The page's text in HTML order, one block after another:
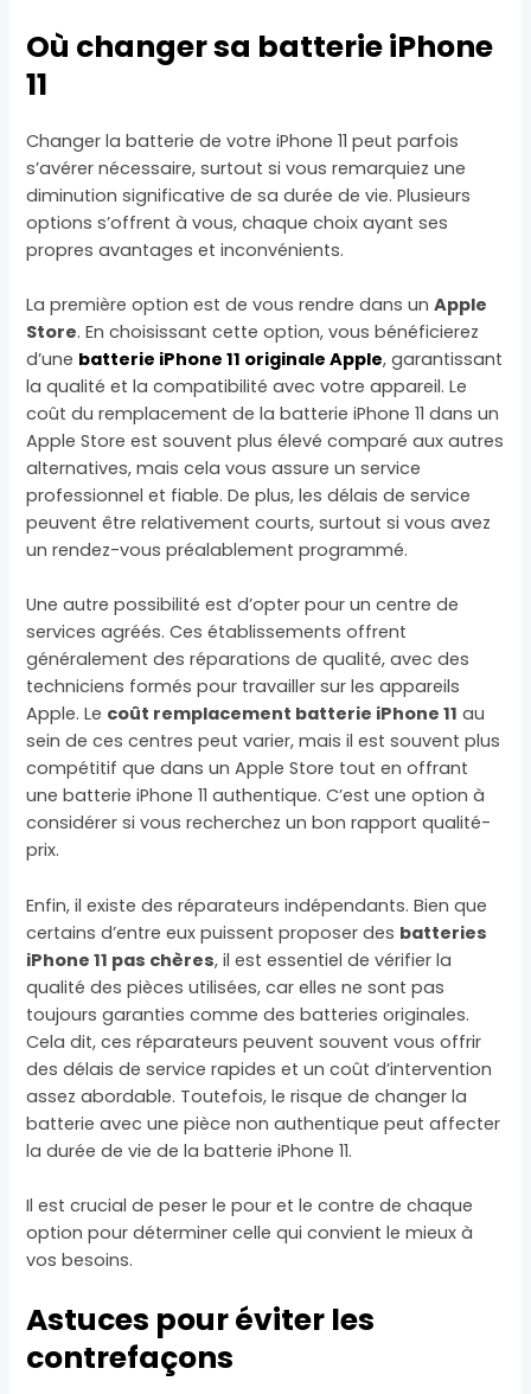
Où changer sa batterie iPhone
11
Changer la batterie de votre iPhone 11 peut parfois
s’avérer nécessaire, surtout si vous remarquiez une
diminution significative de sa durée de vie. Plusieurs
options s’offrent à vous, chaque choix ayant ses
propres avantages et inconvénients.
La première option est de vous rendre dans unApple
Store. En choisissant cette option, vous bénéficierez
d’une batterie iPhone 11 originale Apple, garantissant
la qualité et la compatibilité avec votre appareil. Le
coût du remplacement de la batterie iPhone 11 dans un
Apple Store est souvent plus élevé comparé aux autres
alternatives, mais cela vous assure un service
professionnel et fiable. De plus, les délais de service
peuvent être relativement courts, surtout si vous avez
un rendez-vous préalablement programmé.
Une autre possibilité est d’opter pour un centre de
services agréés. Ces établissements offrent
généralement des réparations de qualité, avec des
techniciens formés pour travailler sur les appareils
Apple. Le coût remplacement batterie iPhone 11 au
sein de ces centres peut varier, mais il est souvent plus
compétitif que dans un Apple Store tout en offrant
une batterie iPhone 11 authentique. C’est une option à
considérer si vous recherchez un bon rapport qualité-
prix.
Enfin, il existe des réparateurs indépendants. Bien que
certains d’entre eux puissent proposer des batteries
iPhone 11 pas chères, il est essentiel de vérifier la
qualité des pièces utilisées, car elles ne sont pas
toujours garanties comme des batteries originales.
Cela dit, ces réparateurs peuvent souvent vous offrir
des délais de service rapides et un coût d’intervention
assez abordable. Toutefois, le risque de changer la
batterie avec une pièce non authentique peut affecter
la durée de vie de la batterie iPhone 11.
Il est crucial de peser le pour et le contre de chaque
option pour déterminer celle qui convient le mieux à
vos besoins.
Astuces pour éviter les
contrefaçons